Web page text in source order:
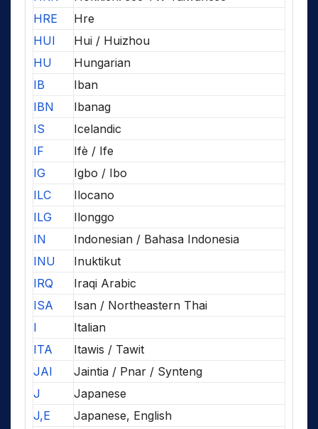
HRE
Hre
HUI
Hui / Huizhou
HU
Hungarian
IB
Iban
IBN
Ibanag
IS
Icelandic
IF
Ifè / Ife
IG
Igbo / Ibo
ILC
Ilocano
ILG
Ilonggo
IN
Indonesian / Bahasa Indonesia
INU
Inuktikut
IRQ
Iraqi Arabic
ISA
Isan / Northeastern Thai
I
Italian
ITA
Itawis / Tawit
JAI
Jaintia / Pnar / Synteng
J
Japanese
J,E
Japanese, English